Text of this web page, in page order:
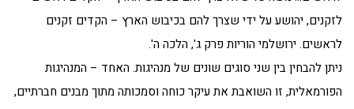
לזקנים, יהושע על ידי שצרך להם בכיבוש הארץ – הקדים זקנים
לראשים. ירושלמי הוריות פרק ג', הלכה ה'.
ניתן להבחין בין שני סוגים שונים של מנהיגות. האחד – המנהיגות
הפורמאלית, זו השואבת את עיקר כוחה וסמכותה מתוך מבנים חברתיים,